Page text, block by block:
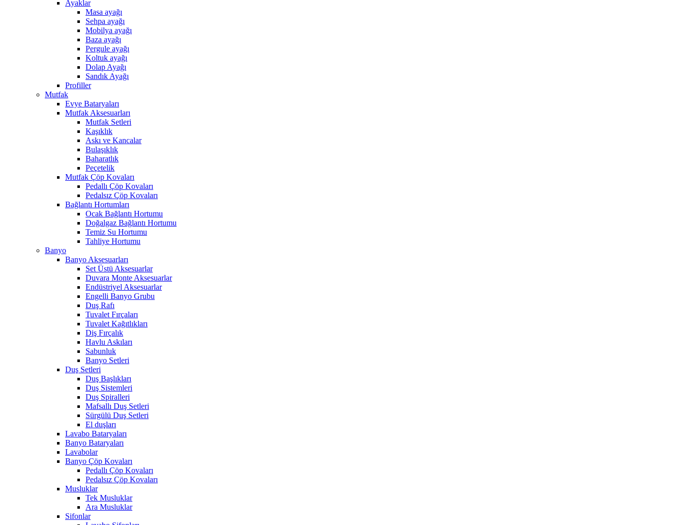
Ayaklar
Masa ayağı
Sehpa ayağı
Mobilya ayağı
Baza ayağı
Pergule ayağı
Koltuk ayağı
Dolap Ayağı
Sandık Ayağı
Profiller
Mutfak
Evye Bataryaları
Mutfak Aksesuarları
Mutfak Setleri
Kaşıklık
Askı ve Kancalar
Bulaşıklık
Baharatlık
Peçetelik
Mutfak Çöp Kovaları
Pedallı Çöp Kovaları
Pedalsız Çöp Kovaları
Bağlantı Hortumları
Ocak Bağlantı Hortumu
Doğalgaz Bağlantı Hortumu
Temiz Su Hortumu
Tahliye Hortumu
Banyo
Banyo Aksesuarları
Set Üstü Aksesuarlar
Duvara Monte Aksesuarlar
Endüstriyel Aksesuarlar
Engelli Banyo Grubu
Duş Rafı
Tuvalet Fırçaları
Tuvalet Kağıtlıkları
Diş Fırçalık
Havlu Askıları
Sabunluk
Banyo Setleri
Duş Setleri
Duş Başlıkları
Duş Sistemleri
Duş Spiralleri
Mafsallı Duş Setleri
Sürgülü Duş Setleri
El duşları
Lavabo Bataryaları
Banyo Bataryaları
Lavabolar
Banyo Çöp Kovaları
Pedallı Çöp Kovaları
Pedalsız Çöp Kovaları
Musluklar
Tek Musluklar
Ara Musluklar
Sifonlar